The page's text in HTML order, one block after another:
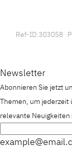
Ref-ID:303058
Newsletter
Abonnieren Sie jetzt
Themen, um jederzeit
relevante Neuigkeiten